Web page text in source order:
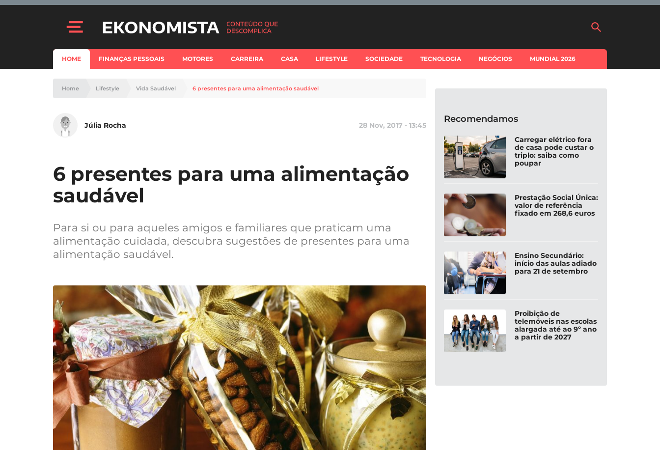
HOME FINANÇAS PESSOAIS MOTORES CARREIRA CASA LIFESTYLE SOCIEDADE TECNOLOGIA NEGÓCIOS MUNDIAL 2026
Home Lifestyle Vida Saudável 6 presentes para uma alimentação saudável
Júlia Rocha 28 Nov, 2017 - 13:45
6 presentes para uma alimentação
saudável
Para si ou para aqueles amigos e familiares que praticam uma
alimentação cuidada, descubra sugestões de presentes para uma
alimentação saudável.
Recomendamos
Carregar elétrico fora
de casa pode custar o
triplo: saiba como
poupar
Prestação Social Única:
valor de referência
fixado em 268,6 euros
Ensino Secundário:
início das aulas adiado
para 21 de setembro
Proibição de
telemóveis nas escolas
alargada até ao 9º ano
a partir de 2027